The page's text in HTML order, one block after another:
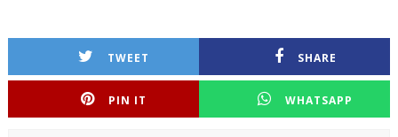
TWEET SHARE
PIN IT WHATSAPP